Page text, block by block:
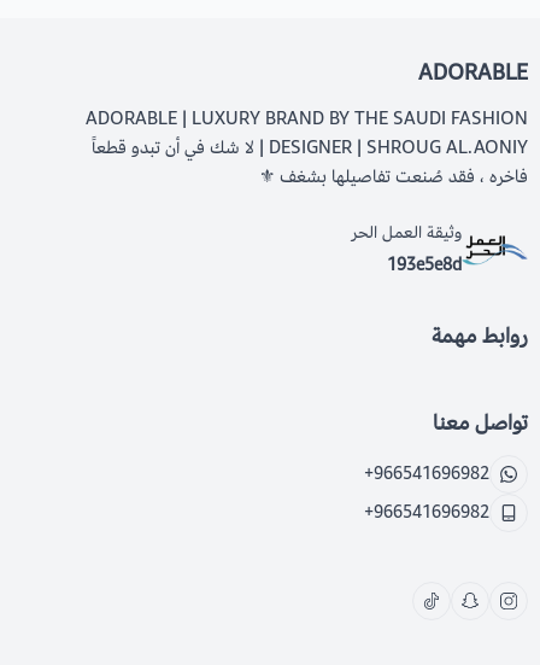
ADORABLE
ADORABLE | LUXURY BRAND BY THE SAUDI FASHION
DESIGNER | SHROUG AL.AONIY | لا شك في أن تبدو قطعاً
فاخره ، فقد صُنعت تفاصيلها بشغف ⚜️
وثيقة العمل الحر
193e5e8d
روابط مهمة
تواصل معنا
+966541696982
+966541696982